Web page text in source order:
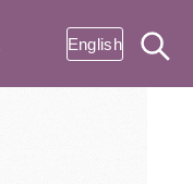
English